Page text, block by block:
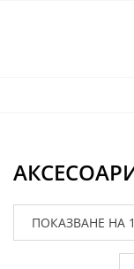
ПОКАЗВАНЕ НА